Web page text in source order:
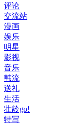
评论
交流站
漫画
娱乐
明星
影视
音乐
韩流
送礼
生活
壮龄go!
特写